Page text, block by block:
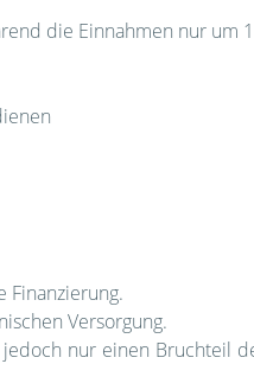
die Einnahmen nur um
Finanzierung.
Versorgung.
nur einen Bruchteil